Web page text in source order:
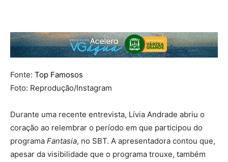
Fonte: Top Famosos
Foto: Reprodução/Instagram
Durante uma recente entrevista, Lívia Andrade abriu o
coração ao relembrar o período em que participou do
programa Fantasia, no SBT. A apresentadora contou que,
apesar da visibilidade que o programa trouxe, também